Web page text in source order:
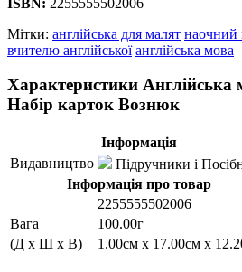
Мітки: англійська для малят наочний
вчителю англійської англійська мова
Характеристики Англійська
Набір карток Вознюк
Інформація
Видавництво
Підручники і
Інформація про товар
2255555502006
Вага
100.00г
(Д x Ш x В)
1.00см x 17.00см x